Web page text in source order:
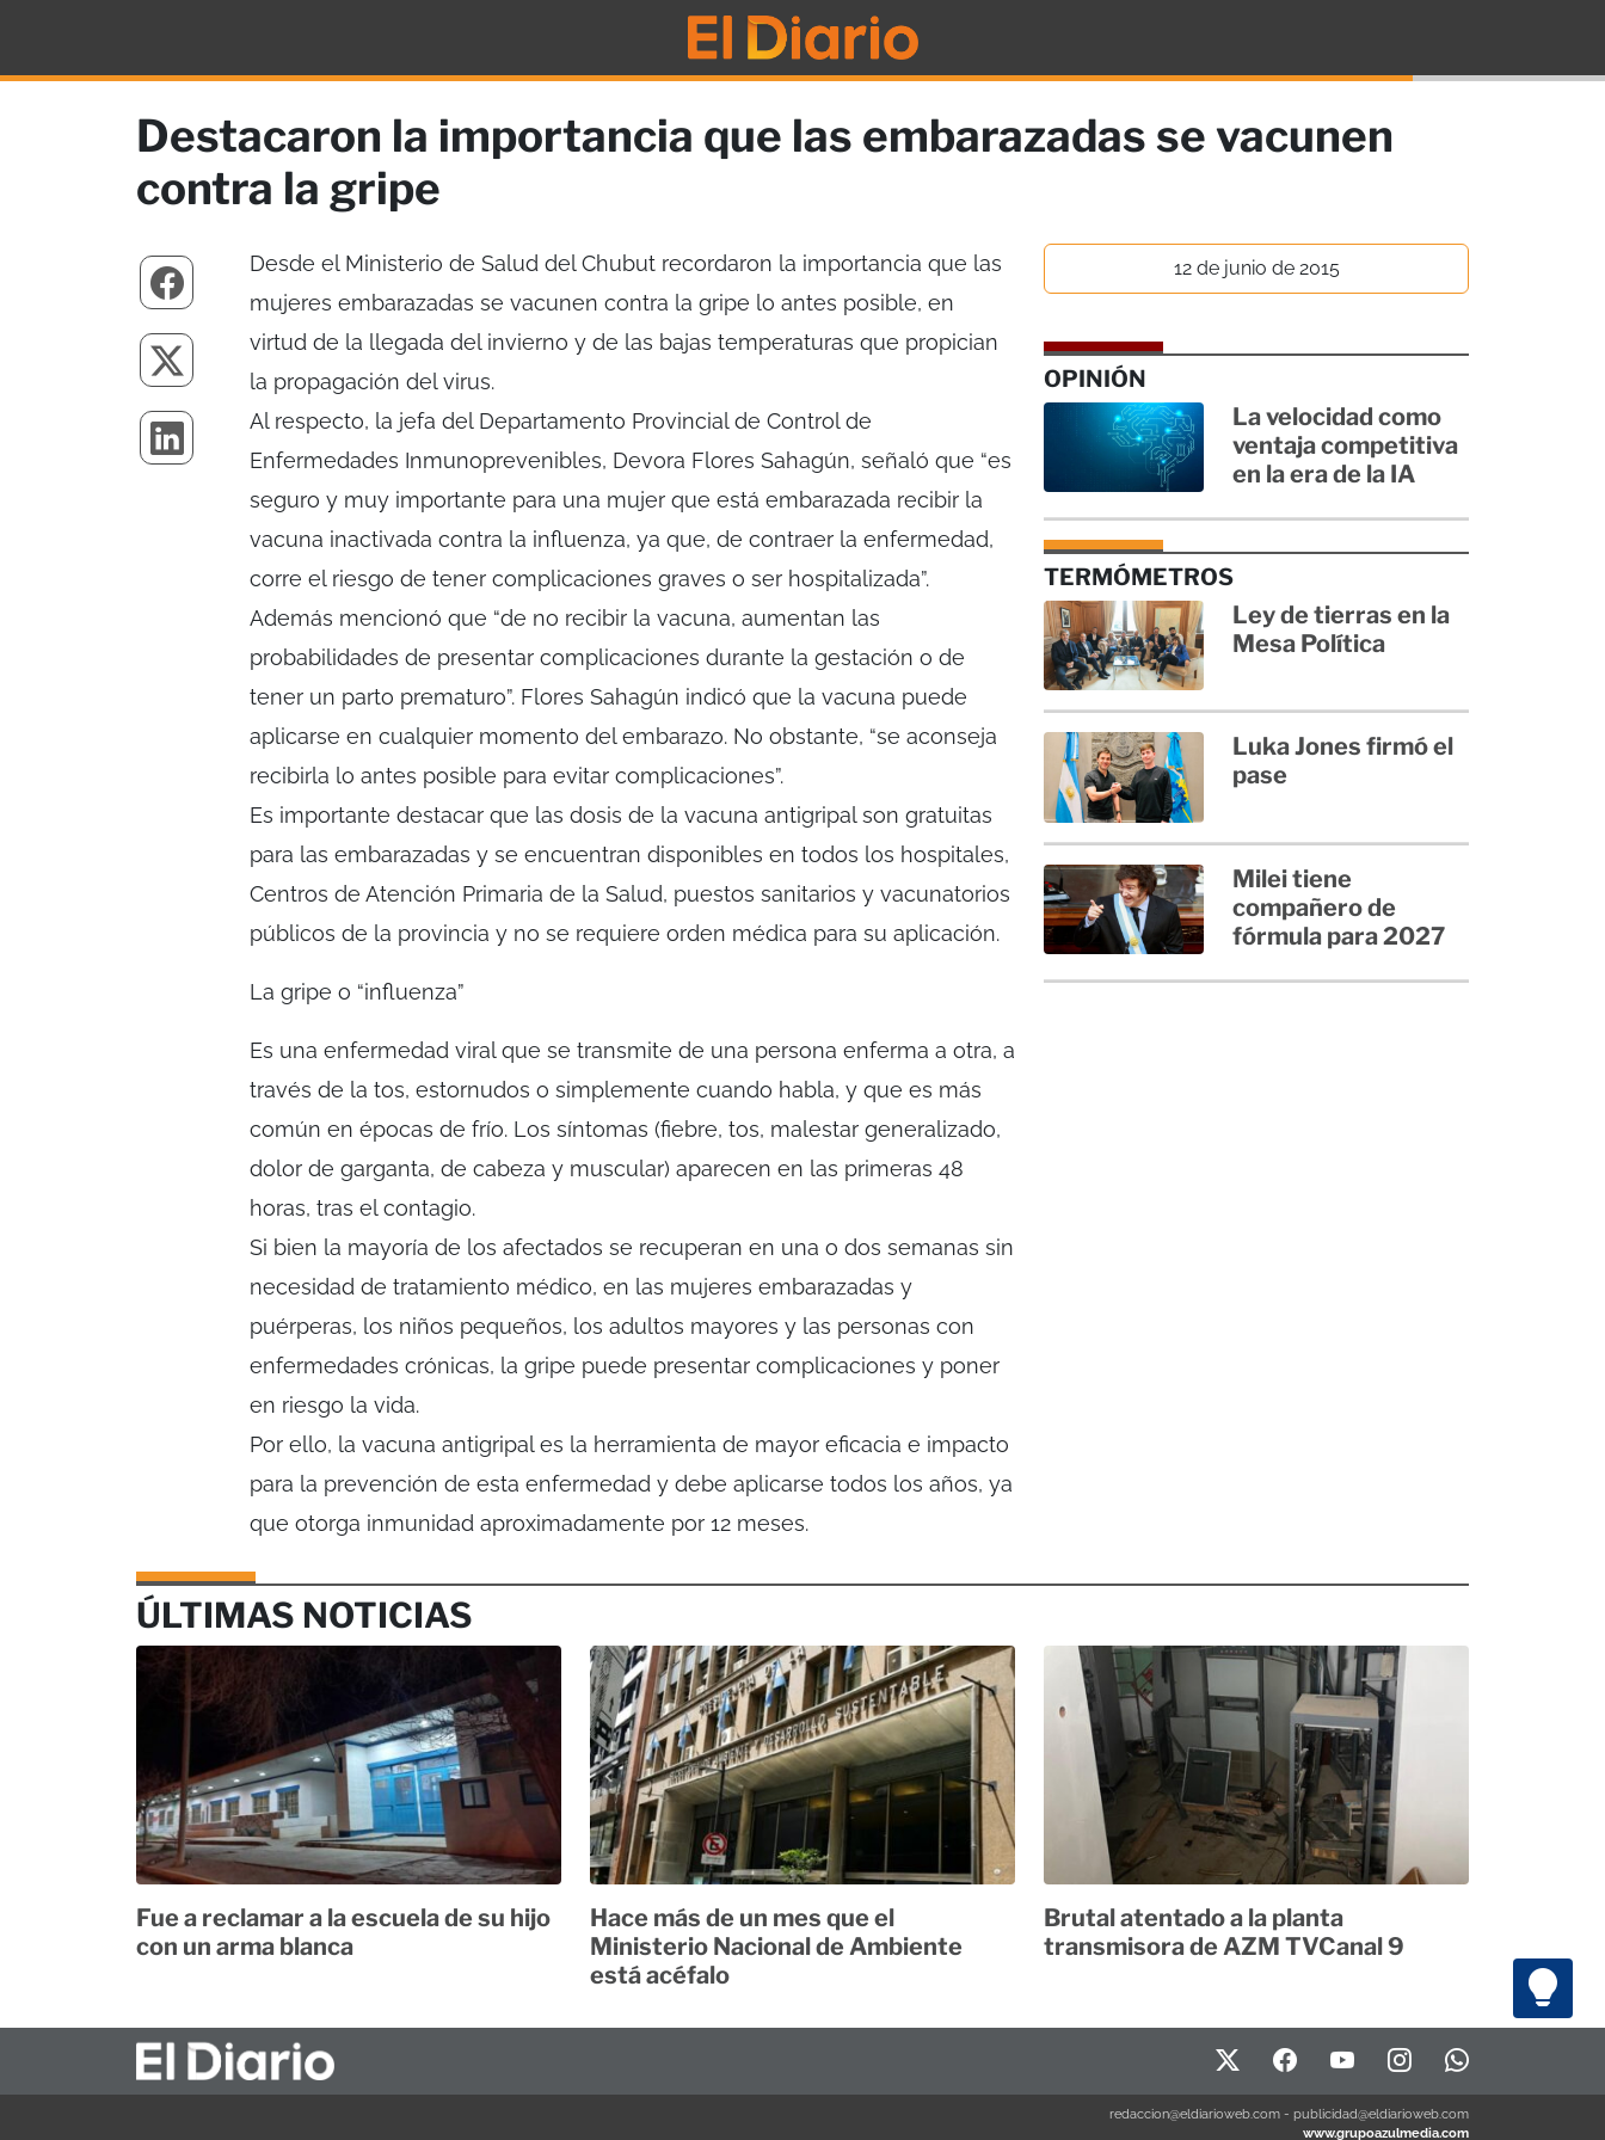
Destacaron la importancia que las embarazadas se vacunen
contra la gripe
Desde el Ministerio de Salud del Chubut recordaron la importancia que las
mujeres embarazadas se vacunen contra la gripe lo antes posible, en
virtud de la llegada del invierno y de las bajas temperaturas que propician
la propagación del virus.
Al respecto, la jefa del Departamento Provincial de Control de
Enfermedades Inmunoprevenibles, Devora Flores Sahagún, señaló que “es
seguro y muy importante para una mujer que está embarazada recibir la
vacuna inactivada contra la influenza, ya que, de contraer la enfermedad,
corre el riesgo de tener complicaciones graves o ser hospitalizada”.
Además mencionó que “de no recibir la vacuna, aumentan las
probabilidades de presentar complicaciones durante la gestación o de
tener un parto prematuro”. Flores Sahagún indicó que la vacuna puede
aplicarse en cualquier momento del embarazo. No obstante, “se aconseja
recibirla lo antes posible para evitar complicaciones”.
Es importante destacar que las dosis de la vacuna antigripal son gratuitas
para las embarazadas y se encuentran disponibles en todos los hospitales,
Centros de Atención Primaria de la Salud, puestos sanitarios y vacunatorios
públicos de la provincia y no se requiere orden médica para su aplicación.
La gripe o “influenza”
Es una enfermedad viral que se transmite de una persona enferma a otra, a
través de la tos, estornudos o simplemente cuando habla, y que es más
común en épocas de frío. Los síntomas (fiebre, tos, malestar generalizado,
dolor de garganta, de cabeza y muscular) aparecen en las primeras 48
horas, tras el contagio.
Si bien la mayoría de los afectados se recuperan en una o dos semanas sin
necesidad de tratamiento médico, en las mujeres embarazadas y
puérperas, los niños pequeños, los adultos mayores y las personas con
enfermedades crónicas, la gripe puede presentar complicaciones y poner
en riesgo la vida.
Por ello, la vacuna antigripal es la herramienta de mayor eficacia e impacto
para la prevención de esta enfermedad y debe aplicarse todos los años, ya
que otorga inmunidad aproximadamente por 12 meses.
12 de junio de 2015
OPINIÓN
La velocidad como
ventaja competitiva
en la era de la IA
TERMÓMETROS
Ley de tierras en la
Mesa Política
Luka Jones firmó el
pase
Milei tiene
compañero de
fórmula para 2027
ÚLTIMAS NOTICIAS
Fue a reclamar a la escuela de su hijo
con un arma blanca
Hace más de un mes que el
Ministerio Nacional de Ambiente
está acéfalo
Brutal atentado a la planta
transmisora de AZM TVCanal 9
redaccion@eldiarioweb.com - publicidad@eldiarioweb.com
www.grupoazulmedia.com